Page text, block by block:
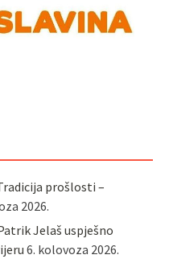
prošlosti –
2026.
Jelaš uspješno
6. kolovoza 2026.